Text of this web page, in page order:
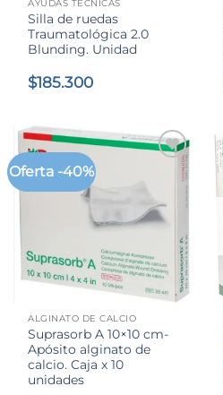
AYUDAS TÉCNICAS
Silla de ruedas
Traumatológica 2.0
Blunding. Unidad
$185.300
Oferta -40%
ALGINATO DE CALCIO
Suprasorb A 10×10 cm-
Apósito alginato de
calcio. Caja x 10
unidades